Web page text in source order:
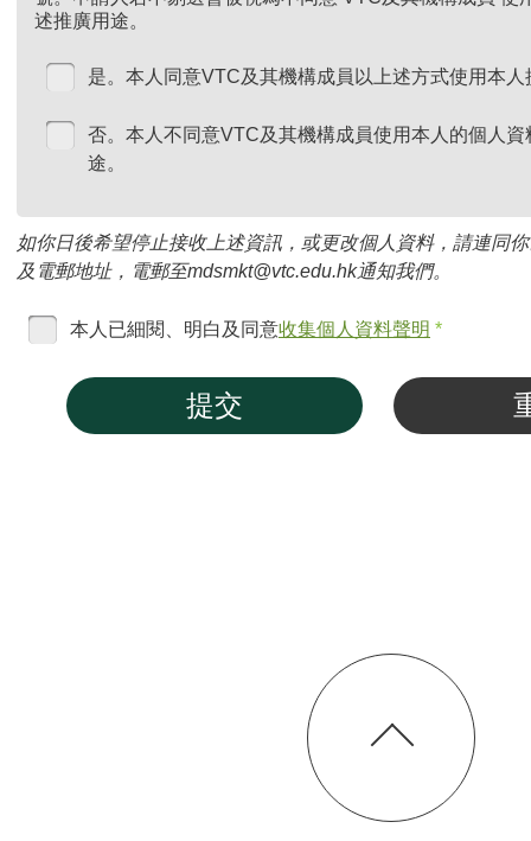
述推廣用途。
是。本人同意VTC及其機構成員以上述方式使用本
否。本人不同意VTC及其機構成員使用本人的個人
途。
如你日後希望停止接收上述資訊，或更改個人資料，請連同
及電郵地址，電郵至mdsmkt@vtc.edu.hk通知我們。
本人已細閱、明白及同意收集個人資料聲明 *
提交